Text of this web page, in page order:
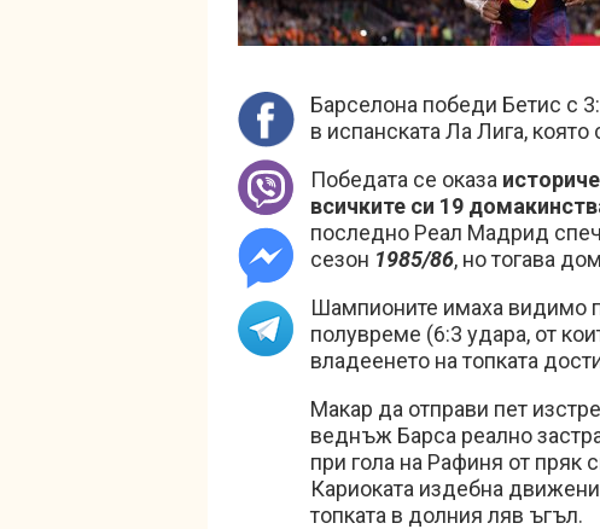
Барселона победи Бетис с
в испанската Ла Лига,
Победата се оказа
всичките си 19
последно Реал Мадрид
сезон 1985/86, но тогава
Шампионите имаха видимо
полувреме (6:3 удара, от
владеенето на топката
Макар да отправи пет
веднъж Барса реално
при гола на Рафиня от пряк
Кариоката издебна
топката в долния ляв ъгъл.